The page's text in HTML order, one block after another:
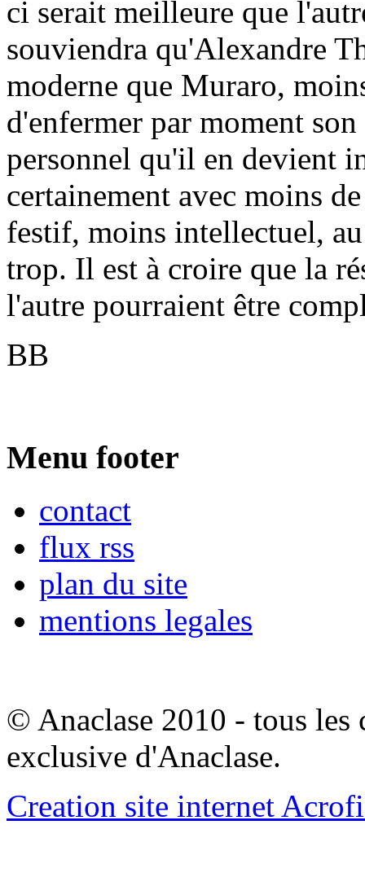
ci serait meilleure que
souviendra qu'Alexandre
moderne que Muraro,
d'enfermer par moment
personnel qu'il en devient
certainement avec moins
festif, moins intellectuel,
trop. Il est à croire que la
l'autre pourraient être
BB
Menu footer
contact
flux rss
plan du site
mentions legales
© Anaclase 2010 - tous les
exclusive d'Anaclase.
Creation site internet